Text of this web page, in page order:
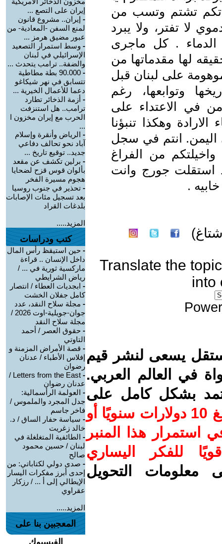
تشتم وتسب من
لا تفتر، ولا يبرد
الدماء . كل ماجرى
لها مقدماتها من
على لبنان قبل
وتوابعها، رغم
في الاعتداء على
وهكذا تنبؤنا
اليمن. انتم في سجل
من الفراغ
استقلت جورج وانت
.
Translate the topic
into
يسعى لنشر قيم
في العالم العربي.
بشكل كامل على
ساهم/ي معنا! بدعمكم بمبلغ 10 دولارات سنويًا أو
استمرار هذا المنبر
للفكر اليساري
معلومات التحويل
إيران على التصع ...
- إيران.. مشروع قانون
لمنع السفن -المعادية- من
عبور مضيق هرمز ...
- وسط استمرار التصعيد
الإسرائيلي في لبنان
والضفة.. ترامب يتحدث ...
-
90.000 بطة مطاطية
تتسابق في نهر شيكاغو
دعما للأعمال الخيرية ...
- أزمة الذخائر تطارد
ترامب.. هل استنزفت
الحرب مع إيران مخزون ا
...
- الرياض وأنقرة وإسلام
آباد نحو تحالف دفاعي
جديد.. توقيع تاريخ ...
- برلين تكشف عن مقعد
بألوان قوس قزح لضحايا
هجوم مسيرة الفخر
- تحذير في جنوب روسيا
بعد تسجيل مئات الإصابات
بلدغات القراد
المزيد.....
كتب ودراسات
- حين استيقظ رأس المال
داخل الإنسان .. قراءة
ماركسية ثورية في ... /
رياض الشرايطي
- ابجديات العطاء / انتصار
كامل جفلان الخشت
- مجلة سلاح النقد، عدد
جوان-جويلية-اوت 2026 /
مجلة سلاح النقد
- حقوق العصر / أحمد
التاوتي
- قصة الأمراض المزمنة و
إفلاس الأطباء / عدنان
رضوان
-
Letters from the East /
عدنان رضوان
- العولمة الرأسمالية:
جدل المجرد والملموس /
فاخر جاسم
- سياسة حفار الساق / د.
خالد زغريت
- الطائفية المتغلغلة في
لبنان / حسين محمود
صالح
- صدى دولي لكتاباتي: من
إحدى أبرز مفكرات اليسار
الإيطالي إلى أ ... / رزكار
عقراوي
المزيد.....
المعجبين بنا على
الفيسبوك